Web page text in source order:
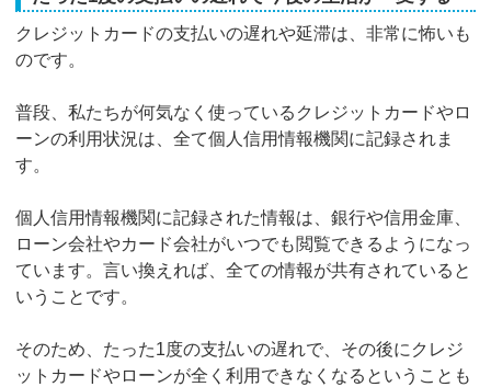
クレジットカードの支払いの遅れや延滞は、非常に怖いも
のです。
普段、私たちが何気なく使っているクレジットカードやロ
ーンの利用状況は、全て個人信用情報機関に記録されま
す。
個人信用情報機関に記録された情報は、銀行や信用金庫、
ローン会社やカード会社がいつでも閲覧できるようになっ
ています。言い換えれば、全ての情報が共有されていると
いうことです。
そのため、たった1度の支払いの遅れで、その後にクレジ
ットカードやローンが全く利用できなくなるということも